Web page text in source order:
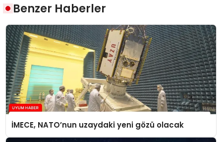
Benzer Haberler
İMECE, NATO’nun uzaydaki yeni gözü olacak